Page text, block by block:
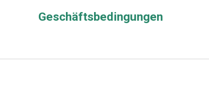
Geschäftsbedingungen